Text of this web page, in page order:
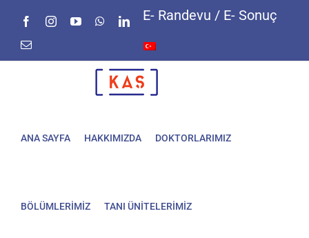
FacebookInstagramYouTubeWhatsAppLinkedIn
E-
E- Randevu / E- Sonuç
ANA SAYFA HAKKIMIZDA DOKTORLARIMIZ
BÖLÜMLERİMİZ TANI ÜNİTELERİMİZ